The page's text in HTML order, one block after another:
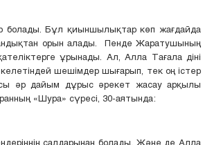
болады. Бұл қиыншылықтар көп жағдайда
орын алады. Пенде Жаратушының
ұрынады. Ал, Алла Тағала діні
шешімдер шығарып, тек оң істер
әр дайым дұрыс әрекет жасау арқылы
«Шура» сүресі, 30-аятында:
салдарынан болады. Және де Алла